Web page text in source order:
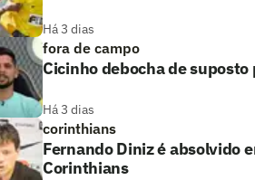
Há 3 dias
fora de campo
Cicinho debocha de
Há 3 dias
corinthians
Fernando Diniz é absolvido
Corinthians